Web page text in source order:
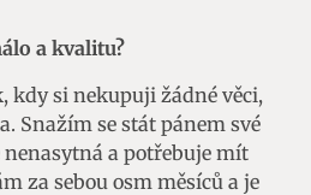
a kvalitu?
kdy si nekupuji žádné věci,
Snažím se stát pánem své
a potřebuje mít
za sebou osm měsíců a je